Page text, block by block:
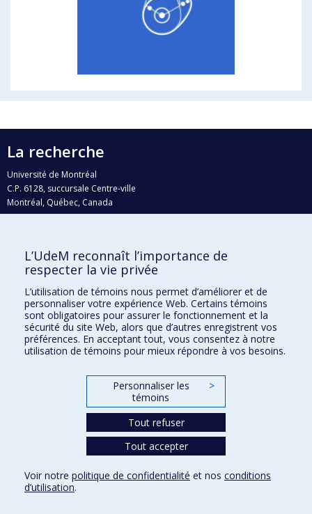
La recherche
Université de Montréal
C.P. 6128, succursale Centre-ville
Montréal, Québec, Canada
H3C 3J7
Qui fait quoi?
Nous trouver
Plan du site
Accessibilité
Conditions d’utilisation
L’UdeM reconnaît l’importance de
respecter la vie privée
L’utilisation de témoins nous permet d’améliorer et de
personnaliser votre expérience Web. Certains témoins
sont obligatoires pour assurer le fonctionnement et la
sécurité du site Web, alors que d’autres enregistrent vos
préférences. En acceptant tout, vous consentez à notre
utilisation de témoins pour mieux répondre à vos besoins.
Personnaliser les
témoins
>
Tout refuser
Tout accepter
Voir notre politique de confidentialité et nos conditions
d’utilisation.